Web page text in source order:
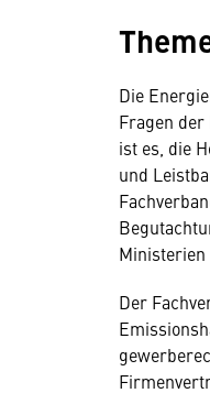
Die
Fragen
ist es, die
und
Der